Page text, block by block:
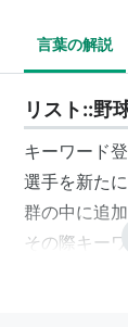
言葉の解説
リスト::野
キーワード
選手を新た
群の中に追
その際キー